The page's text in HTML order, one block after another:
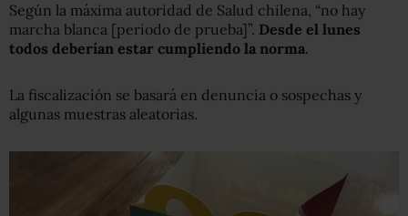
Según la máxima autoridad de Salud chilena, “no hay
marcha blanca [periodo de prueba]”. Desde el lunes
todos deberían estar cumpliendo la norma.
La fiscalización se basará en denuncia o sospechas y
algunas muestras aleatorias.